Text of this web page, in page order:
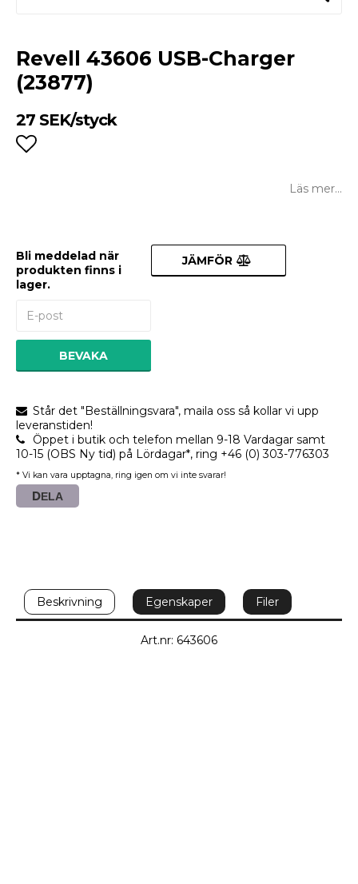
Revell 43606 USB-Charger
(23877)
27 SEK/styck
Läs mer...
Bli meddelad när
produkten finns i
lager.
BEVAKA
JÄMFÖR
Står det "Beställningsvara", maila oss så kollar vi upp
leveranstiden!
Öppet i butik och telefon mellan 9-18 Vardagar samt
10-15 (OBS Ny tid) på Lördagar*, ring +46 (0) 303-776303
* Vi kan vara upptagna, ring igen om vi inte svarar!
DELA
Beskrivning Egenskaper Filer
Art.nr: 643606